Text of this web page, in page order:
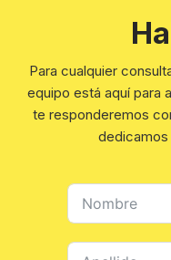
Para cualquier
equipo está aquí para
te responderemos